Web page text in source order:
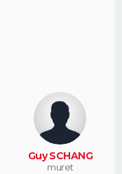
Guy SCHANG
muret